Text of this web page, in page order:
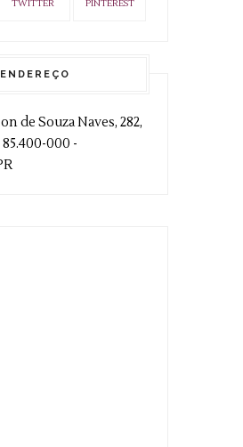
TWITTER PINTEREST
ENDEREÇO
de Souza Naves, 282,
000 -